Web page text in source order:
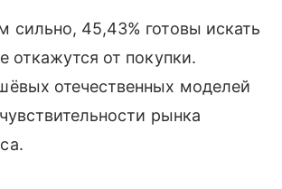
45,43% готовы искать
откажутся от покупки.
отечественных моделей
рынка